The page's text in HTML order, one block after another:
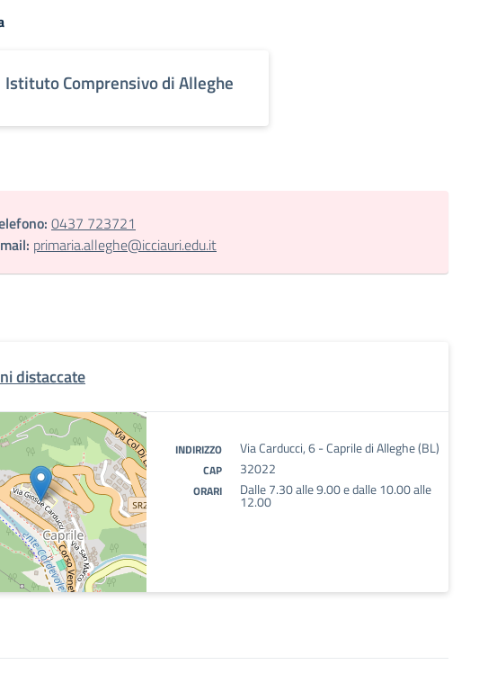
Istituto Comprensivo di Alleghe
0437 723721
primaria.alleghe@icciauri.edu.it
distaccate
INDIRIZZO Via Carducci, 6 - Caprile di Alleghe (BL)
CAP 32022
ORARI Dalle 7.30 alle 9.00 e dalle 10.00 alle
12.00